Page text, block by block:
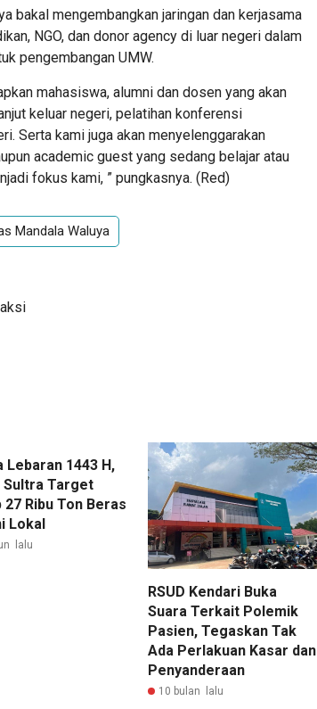
bakal mengembangkan jaringan dan kerjasama
NGO, dan donor agency di luar negeri dalam
pengembangan UMW.
mahasiswa, alumni dan dosen yang akan
keluar negeri, pelatihan konferensi
Serta kami juga akan menyelenggarakan
academic guest yang sedang belajar atau
fokus kami, ” pungkasnya. (Red)
Mandala Waluya
Lebaran 1443 H,
Sultra Target
27 Ribu Ton Beras
Lokal
lalu
RSUD Kendari Buka
Suara Terkait Polemik
Pasien, Tegaskan Tak
Ada Perlakuan Kasar dan
Penyanderaan
10 bulan lalu